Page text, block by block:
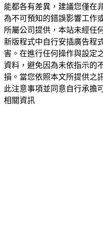
能都各有差異，建議您僅在
為不可預知的錯誤影響工作
所屬公司提供，本站未經任
新版程式中自行安插廣告程
害。在進行任何操作與設定
資料，避免因為未依指示的
損。當您依照本文所提供之
此注意事項並同意自行承擔
相關資訊